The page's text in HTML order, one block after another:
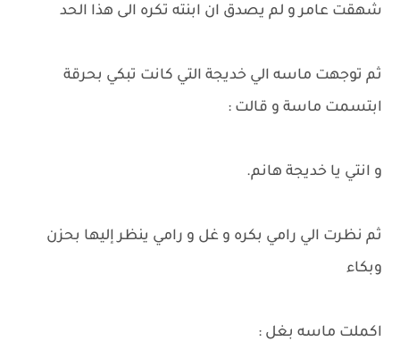
شهقت عامر و لم يصدق ان ابنته تكره الى هذا الحد
ثم توجهت ماسه الي خديجة التي كانت تبكي بحرقة
ابتسمت ماسة و قالت :
و انتي يا خديجة هانم.
ثم نظرت الي رامي بكره و غل و رامي ينظر إليها بحزن
وبكاء
اكملت ماسه بغل :